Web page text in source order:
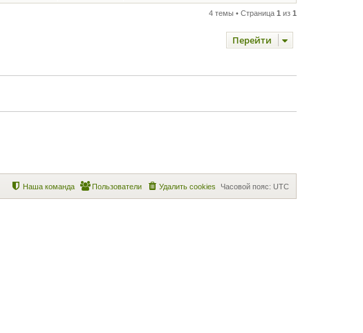
4 темы • Страница 1 из 1
Перейти
Часовой пояс: UTC
Удалить cookies
Пользователи
Наша команда